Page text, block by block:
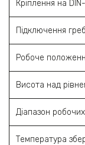
Кріплення на
Підключення
Робоче
Висота над
Діапазон
Температура